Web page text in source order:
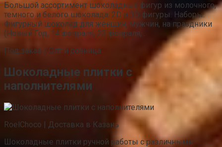
Большой ассортимент шоколадных фигур из молочного,
темного и белого шоколада. 2D и 3D фигуры. Наборы.
Фигурный шоколад для женщин, мужчин, на праздники
(Новый Год, 14 февраля, 23 февраля, .
Под заказ / Опт и розница
Шоколадные плитки с
наполнителями
RoelChoco | Доставка в Казань
Шоколадные плитки ручной работы с различными